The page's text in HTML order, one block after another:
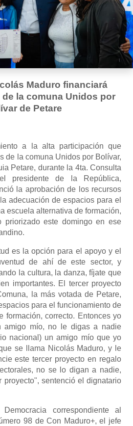
Maduro financiará
la comuna Unidos por
de Petare
a la alta participación que
de la comuna Unidos por Bolívar,
Petare, durante la 4ta. Consulta
presidente de la República,
la aprobación de los recursos
adecuación de espacios para el
escuela alternativa de formación,
priorizado este domingo en ese
es la opción para el apoyo y el
de ahí de este sector, y
la cultura, la danza, fíjate que
importantes. El tercer proyecto
la más votada de Petare,
para el funcionamiento de
formación, correcto. Entonces yo
amigo mío, no le digas a nadie
nacional) un amigo mío que yo
se llama Nicolás Maduro, y le
este tercer proyecto en regalo
no se lo digan a nadie,
proyecto", sentenció el dignatario
correspondiente al
98 de Con Maduro+, el jefe